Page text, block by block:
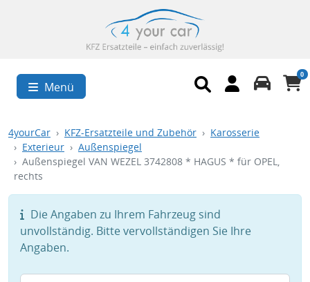
Menü
0
4yourCar KFZ-Ersatzteile und Zubehör
Karosserie
Exterieur
Außenspiegel
Außenspiegel VAN WEZEL 3742808 * HAGUS * für OPEL,
rechts
Die Angaben zu Ihrem Fahrzeug sind
unvollständig. Bitte vervollständigen Sie Ihre
Angaben.